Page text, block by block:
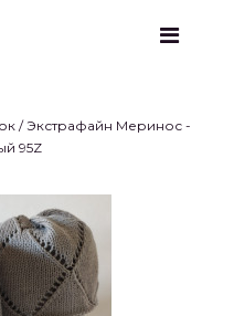
/ Экстрафайн Меринос -
95Z